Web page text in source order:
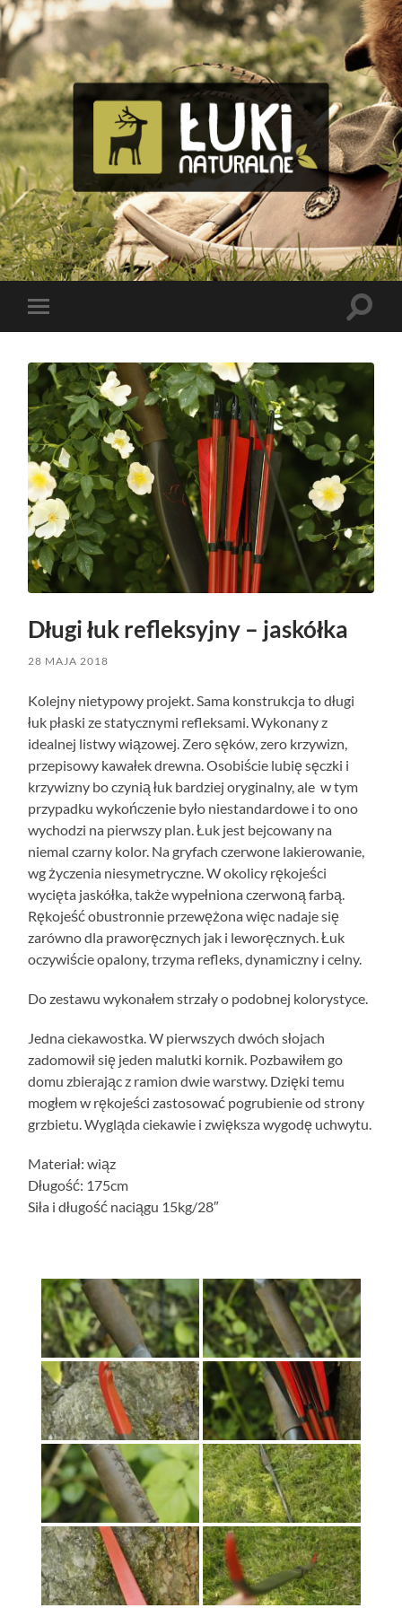
Tomasz
Bolik
Toggle
mobile
Toggle
Długi łuk refleksyjny – jaskółka
28 MAJA 2018
Kolejny nietypowy projekt. Sama konstrukcja to długi
łuk płaski ze statycznymi refleksami. Wykonany z
idealnej listwy wiązowej. Zero sęków, zero krzywizn,
przepisowy kawałek drewna. Osobiście lubię sęczki i
krzywizny bo czynią łuk bardziej oryginalny, ale w tym
przypadku wykończenie było niestandardowe i to ono
wychodzi na pierwszy plan. Łuk jest bejcowany na
niemal czarny kolor. Na gryfach czerwone lakierowanie,
wg życzenia niesymetryczne. W okolicy rękojeści
wycięta jaskółka, także wypełniona czerwoną farbą.
Rękojeść obustronnie przewężona więc nadaje się
zarówno dla praworęcznych jak i leworęcznych. Łuk
oczywiście opalony, trzyma refleks, dynamiczny i celny.
Do zestawu wykonałem strzały o podobnej kolorystyce.
Jedna ciekawostka. W pierwszych dwóch słojach
zadomowił się jeden malutki kornik. Pozbawiłem go
domu zbierając z ramion dwie warstwy. Dzięki temu
mogłem w rękojeści zastosować pogrubienie od strony
grzbietu. Wygląda ciekawie i zwiększa wygodę uchwytu.
Materiał: wiąz
Długość: 175cm
Siła i długość naciągu 15kg/28″